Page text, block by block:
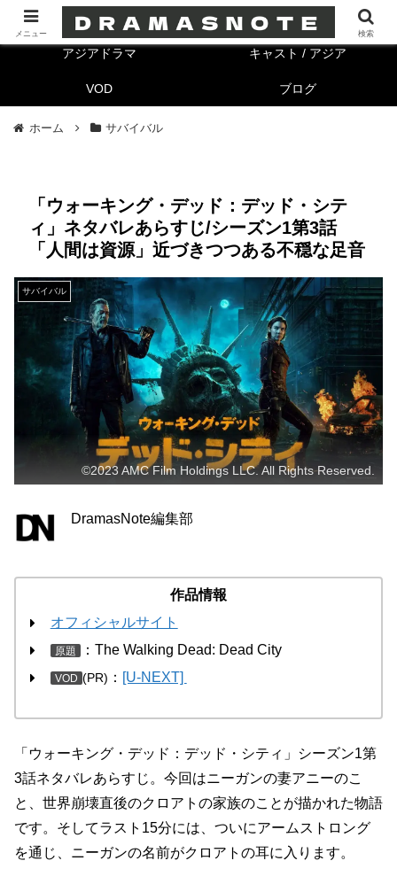
海外ドラマ キャスト/海外
アジアドラマ キャスト / アジア
VOD ブログ
ホーム サバイバル
「ウォーキング・デッド：デッド・シテ
ィ」ネタバレあらすじ/シーズン1第3話
「人間は資源」近づきつつある不穏な足音
サバイバル
©2023 AMC Film Holdings LLC. All Rights Reserved.
DramasNote編集部
作品情報
オフィシャルサイト
原題 ：The Walking Dead: Dead City
VOD (PR) ： [U-NEXT]
「ウォーキング・デッド：デッド・シティ」シーズン1第
3話ネタバレあらすじ。今回はニーガンの妻アニーのこ
と、世界崩壊直後のクロアトの家族のことが描かれた物語
です。そしてラスト15分には、ついにアームストロング
を通じ、ニーガンの名前がクロアトの耳に入ります。
メニュー 検索